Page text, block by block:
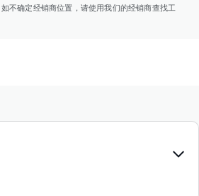
不确定经销商位置，请使用我们的经销商查找工